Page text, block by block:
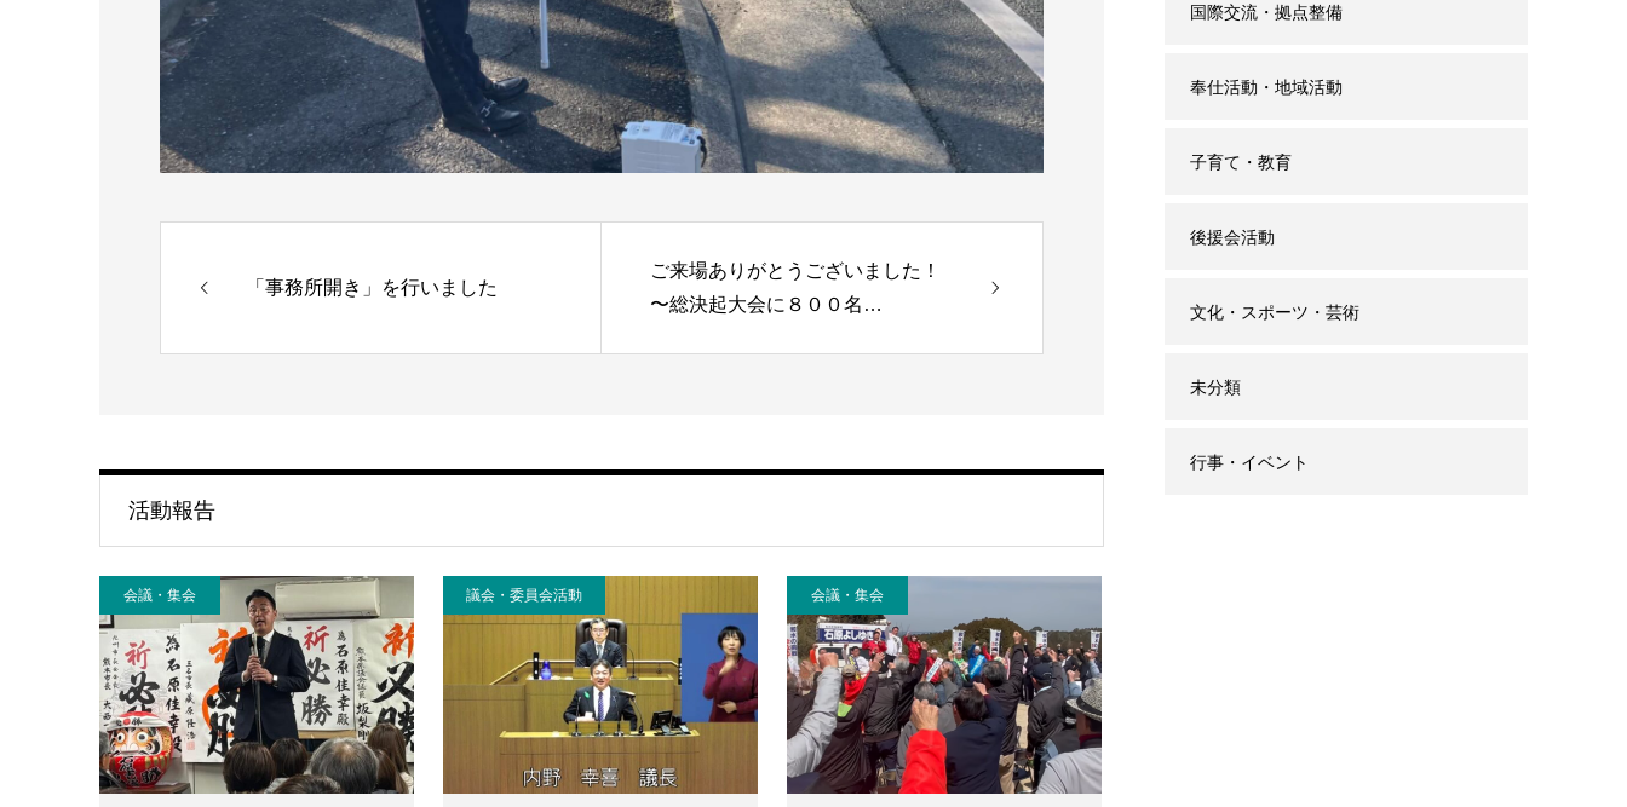
「事務所開き」を行いました
ご来場ありがとうございました！
〜総決起大会に８００名…
活動報告
会議・集会 議会・委員会活動 会議・集会
国際交流・拠点整備
奉仕活動・地域活動
子育て・教育
後援会活動
文化・スポーツ・芸術
未分類
行事・イベント